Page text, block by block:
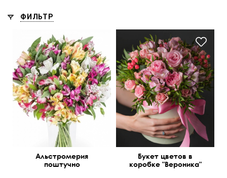
ФИЛЬТР
Альстромерия
поштучно
Цветочная композиция с
бесплатной доставкой.
Букет цветов в
коробке "Вероника"